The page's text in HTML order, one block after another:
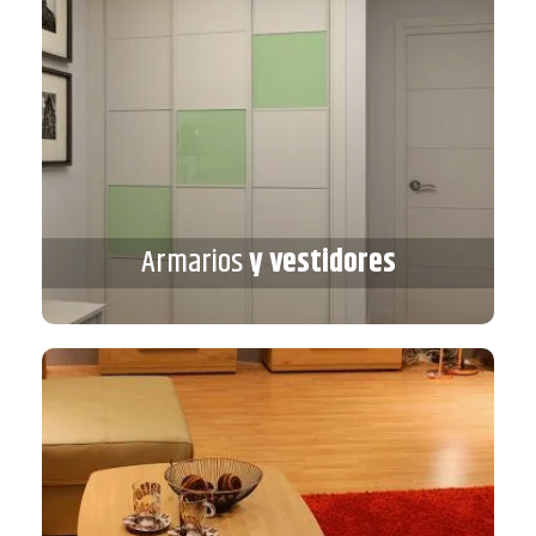
Armariosy vestidores
VER MÁS